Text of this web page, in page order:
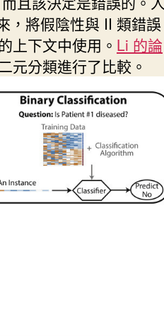
，將假陰性與 II 類錯誤
上下文中使用。 Li 的論
元分類進行了比較。